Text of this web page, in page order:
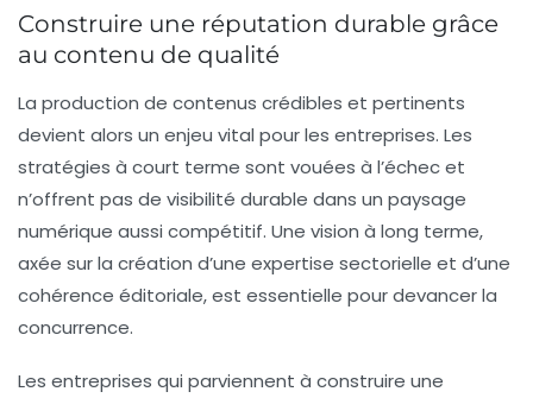
Construire une réputation durable grâce
au contenu de qualité
La production de contenus crédibles et pertinents
devient alors un enjeu vital pour les entreprises. Les
stratégies à court terme sont vouées à l’échec et
n’offrent pas de visibilité durable dans un paysage
numérique aussi compétitif. Une vision à long terme,
axée sur la création d’une expertise sectorielle et d’une
cohérence éditoriale, est essentielle pour devancer la
concurrence.
Les entreprises qui parviennent à construire une